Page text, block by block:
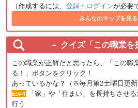
（作成するには、 登録 ・ ログインが必要
みんなのマップを見る
クイズ「この職業を
この職業が正解だと思ったら、「この職
る！」ボタンをクリック！
あっているかな？（※毎月第2土曜日更新
「家」や「住まい」を長持ちさせ
行う